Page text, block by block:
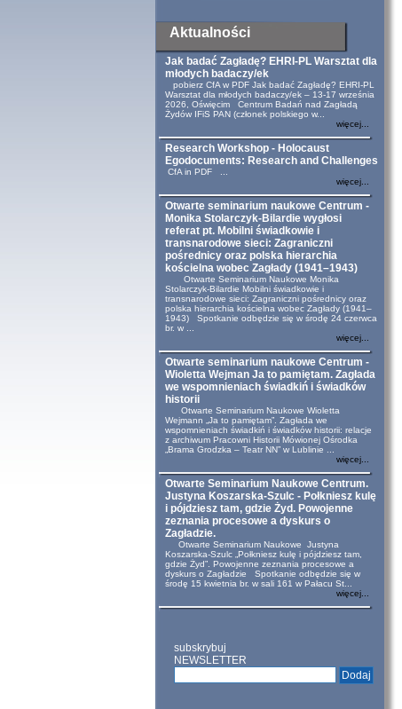
Aktualności
Jak badać Zagładę? EHRI-PL Warsztat dla
młodych badaczy/ek
pobierz CfA w PDF Jak badać Zagładę? EHRI-PL
Warsztat dla młodych badaczy/ek – 13-17 września
2026, Oświęcim Centrum Badań nad Zagładą
Żydów IFiS PAN (członek polskiego w...
więcej...
Research Workshop - Holocaust
Egodocuments: Research and Challenges
CfA in PDF ...
więcej...
Otwarte seminarium naukowe Centrum -
Monika Stolarczyk-Bilardie wygłosi
referat pt. Mobilni świadkowie i
transnarodowe sieci: Zagraniczni
pośrednicy oraz polska hierarchia
kościelna wobec Zagłady (1941–1943)
Otwarte Seminarium Naukowe Monika
Stolarczyk-Bilardie Mobilni świadkowie i
transnarodowe sieci: Zagraniczni pośrednicy oraz
polska hierarchia kościelna wobec Zagłady (1941–
1943) Spotkanie odbędzie się w środę 24 czerwca
br. w ...
więcej...
Otwarte seminarium naukowe Centrum -
Wioletta Wejman Ja to pamiętam. Zagłada
we wspomnieniach świadkiń i świadków
historii
Otwarte Seminarium Naukowe Wioletta
Wejmann „Ja to pamiętam”. Zagłada we
wspomnieniach świadkiń i świadków historii: relacje
z archiwum Pracowni Historii Mówionej Ośrodka
„Brama Grodzka – Teatr NN” w Lublinie ...
więcej...
Otwarte Seminarium Naukowe Centrum.
Justyna Koszarska-Szulc - Połkniesz kulę
i pójdziesz tam, gdzie Żyd. Powojenne
zeznania procesowe a dyskurs o
Zagładzie.
Otwarte Seminarium Naukowe Justyna
Koszarska-Szulc „Połkniesz kulę i pójdziesz tam,
gdzie Żyd”. Powojenne zeznania procesowe a
dyskurs o Zagładzie Spotkanie odbędzie się w
środę 15 kwietnia br. w sali 161 w Pałacu St...
więcej...
subskrybuj
NEWSLETTER